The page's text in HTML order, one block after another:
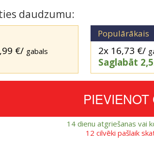
daudzumu:
€/ gabals
Populārākais
2x 16,73 €/
Saglabāt
14 dienu atgriešanas vai
12 cilvēki pašlaik